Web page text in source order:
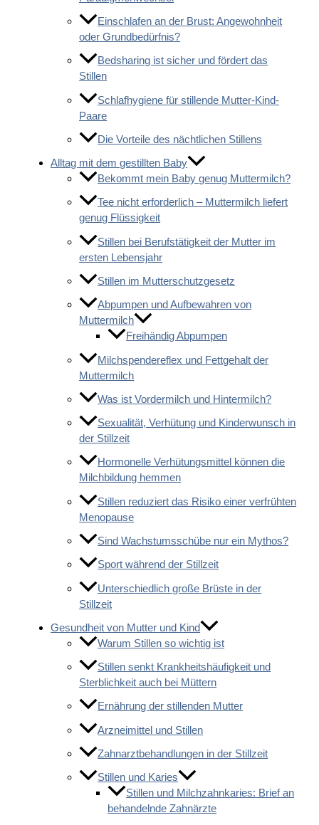
Einschlafen an der Brust: Angewohnheit
oder Grundbedürfnis?
Bedsharing ist sicher und fördert das
Stillen
Schlafhygiene für stillende Mutter-Kind-
Paare
Die Vorteile des nächtlichen Stillens
Alltag mit dem gestillten Baby
Bekommt mein Baby genug Muttermilch?
Tee nicht erforderlich – Muttermilch liefert
genug Flüssigkeit
Stillen bei Berufstätigkeit der Mutter im
ersten Lebensjahr
Stillen im Mutterschutzgesetz
Abpumpen und Aufbewahren von
Muttermilch
Freihändig Abpumpen
Milchspendereflex und Fettgehalt der
Muttermilch
Was ist Vordermilch und Hintermilch?
Sexualität, Verhütung und Kinderwunsch in
der Stillzeit
Hormonelle Verhütungsmittel können die
Milchbildung hemmen
Stillen reduziert das Risiko einer verfrühten
Menopause
Sind Wachstumsschübe nur ein Mythos?
Sport während der Stillzeit
Unterschiedlich große Brüste in der
Stillzeit
Gesundheit von Mutter und Kind
Warum Stillen so wichtig ist
Stillen senkt Krankheitshäufigkeit und
Sterblichkeit auch bei Müttern
Ernährung der stillenden Mutter
Arzneimittel und Stillen
Zahnarztbehandlungen in der Stillzeit
Stillen und Karies
Stillen und Milchzahnkaries: Brief an
behandelnde Zahnärzte